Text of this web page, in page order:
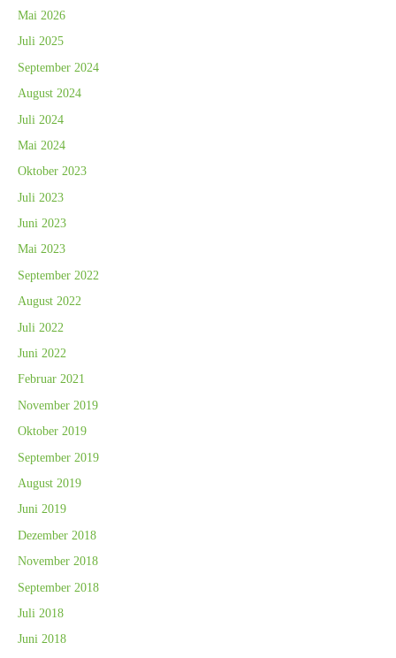
Mai 2026
Juli 2025
September 2024
August 2024
Juli 2024
Mai 2024
Oktober 2023
Juli 2023
Juni 2023
Mai 2023
September 2022
August 2022
Juli 2022
Juni 2022
Februar 2021
November 2019
Oktober 2019
September 2019
August 2019
Juni 2019
Dezember 2018
November 2018
September 2018
Juli 2018
Juni 2018